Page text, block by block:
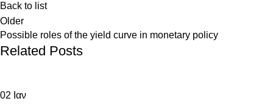
Back to list
Older
Possible roles of the yield curve in monetary policy
Related Posts
02 Ιαν